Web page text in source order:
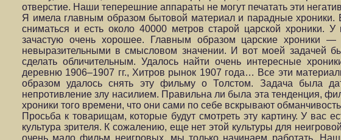
отверстие. Наши теперешние аппараты не могут печатать эти
Я имела главным образом бытовой материал и парадные
сниматься и есть около 40000 метров старой царской хроники.
зачастую очень хорошее. Главным образом царские
невыразительными в смысловом значении. И вот моей задачей
сделать обличительным. Удалось найти очень интересные
деревню 1906–1907 гг., Хитров рынок 1907 года… Все эти
образом удалось снять эту фильму о Толстом. Задача была
непротивление злу насилием. Правильна ли была эта тенденция,
хроники того времени, что они сами по себе вскрывают
Просьба к товарищам, которые будут смотреть эту картину. У вас
культура зрителя. К сожалению, еще нет этой культуры для
очень мало фильм неигровых, мы только начинаем работать.